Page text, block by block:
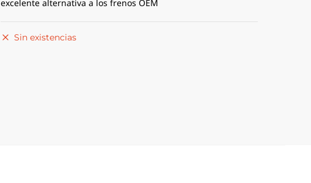
excelente alternativa a los frenos OEM
Sin existencias